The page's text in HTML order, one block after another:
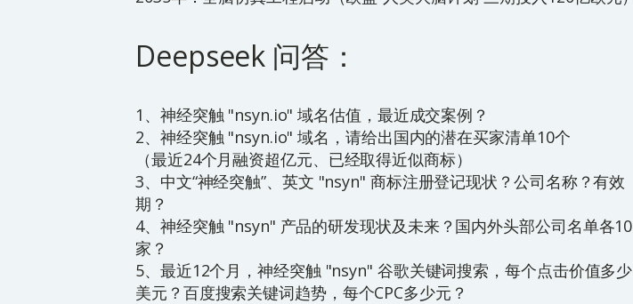
Deepseek 问答：
1、神经突触 "nsyn.io" 域名估值，最近成交案例？
2、神经突触 "nsyn.io" 域名，请给出国内的潜在买家清单10个
（最近24个月融资超亿元、已经取得近似商标）
3、中文“神经突触”、英文 "nsyn" 商标注册登记现状？公司名称？有效
期？
4、神经突触 "nsyn" 产品的研发现状及未来？国内外头部公司名单各10
家？
5、最近12个月，神经突触 "nsyn" 谷歌关键词搜索，每个点击价值多少
美元？百度搜索关键词趋势，每个CPC多少元？